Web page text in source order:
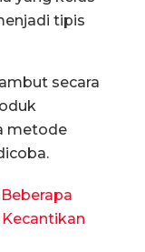
tipis
secara
metode